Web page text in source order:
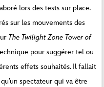
lors des tests sur place.
sur les mouvements des
The Twilight Zone Tower of
pour suggérer tel ou
effets souhaités. Il fallait
spectateur qui va être